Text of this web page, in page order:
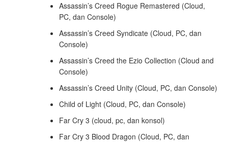
Assassin’s Creed Rogue Remastered (Cloud,
PC, dan Console)
Assassin’s Creed Syndicate (Cloud, PC, dan
Console)
Assassin’s Creed the Ezio Collection (Cloud and
Console)
Assassin’s Creed Unity (Cloud, PC, dan Console)
Child of Light (Cloud, PC, dan Console)
Far Cry 3 (cloud, pc, dan konsol)
Far Cry 3 Blood Dragon (Cloud, PC, dan